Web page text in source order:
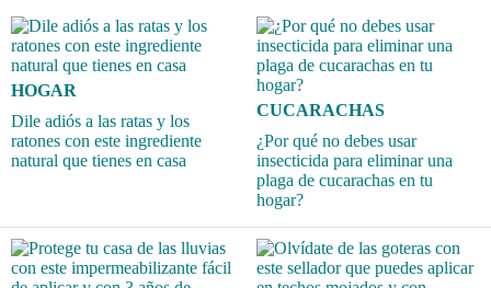
HOGAR
Dile adiós a las ratas y los
ratones con este ingrediente
natural que tienes en casa
CUCARACHAS
¿Por qué no debes usar
insecticida para eliminar una
plaga de cucarachas en tu
hogar?